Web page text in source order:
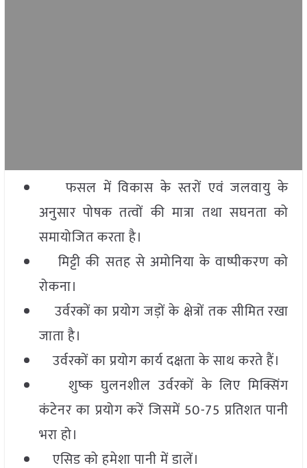
फसल में विकास के स्तरों एवं जलवायु के
अनुसार पोषक तत्वों की मात्रा तथा सघनता को
समायोजित करता है।
मिट्टी की सतह से अमोनिया के वाष्पीकरण को
रोकना।
उर्वरकों का प्रयोग जड़ों के क्षेत्रों तक सीमित रखा
जाता है।
उर्वरकों का प्रयोग कार्य दक्षता के साथ करते हैं।
शुष्क घुलनशील उर्वरकों के लिए मिक्सिंग
कंटेनर का प्रयोग करें जिसमें 50-75 प्रतिशत पानी
भरा हो।
एसिड को हमेशा पानी में डालें।